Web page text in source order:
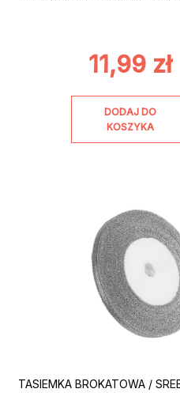
11,99 zł
DODAJ DO
KOSZYKA
TASIEMKA BROKATOWA /